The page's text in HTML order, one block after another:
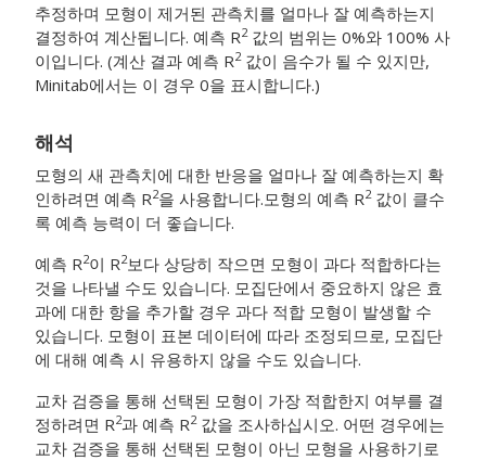
추정하며 모형이 제거된 관측치를 얼마나 잘 예측하는지
결정하여 계산됩니다. 예측 R2값의 범위는 0%와 100% 사
이입니다. (계산 결과 예측 R2값이 음수가 될 수 있지만,
Minitab에서는 이 경우 0을 표시합니다.)
해석
모형의 새 관측치에 대한 반응을 얼마나 잘 예측하는지 확
인하려면 예측 R2을 사용합니다.모형의 예측 R2값이 클수
록 예측 능력이 더 좋습니다.
예측 R2이 R2보다 상당히 작으면 모형이 과다 적합하다는
것을 나타낼 수도 있습니다. 모집단에서 중요하지 않은 효
과에 대한 항을 추가할 경우 과다 적합 모형이 발생할 수
있습니다. 모형이 표본 데이터에 따라 조정되므로, 모집단
에 대해 예측 시 유용하지 않을 수도 있습니다.
교차 검증을 통해 선택된 모형이 가장 적합한지 여부를 결
정하려면 R2과 예측 R2값을 조사하십시오. 어떤 경우에는
교차 검증을 통해 선택된 모형이 아닌 모형을 사용하기로